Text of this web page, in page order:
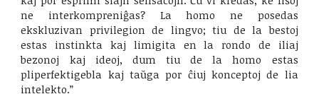
ne interkompreniĝas? La homo ne posedas
ekskluzivan privilegion de lingvo; tiu de la bestoj
estas instinkta kaj limigita en la rondo de iliaj
bezonoj kaj ideoj, dum tiu de la homo estas
pliperfektigebla kaj taŭga por ĉiuj konceptoj de lia
intelekto.”